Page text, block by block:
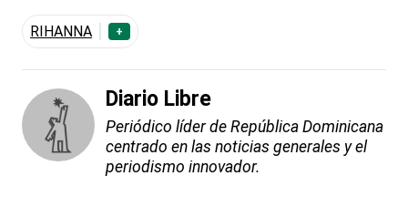
RIHANNA +
Diario Libre
Periódico líder de República Dominicana
centrado en las noticias generales y el
periodismo innovador.